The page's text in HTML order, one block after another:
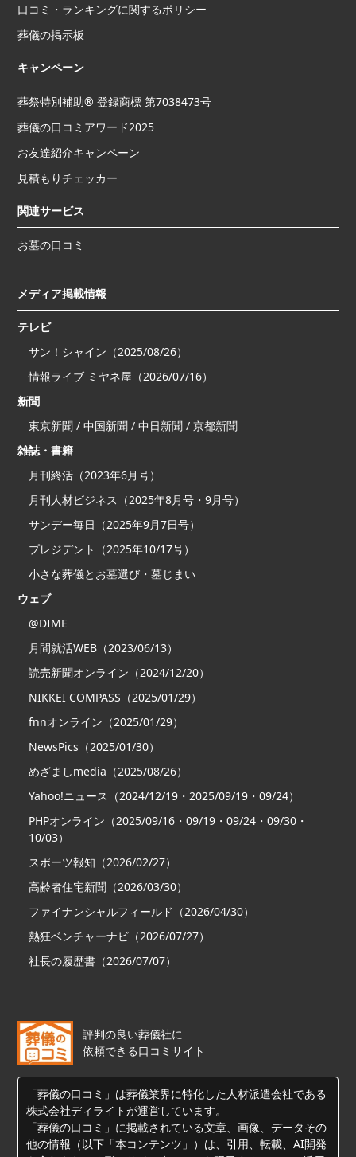
口コミ・ランキングに関するポリシー
葬儀の掲示板
キャンペーン
葬祭特別補助® 登録商標 第7038473号
葬儀の口コミアワード2025
お友達紹介キャンペーン
見積もりチェッカー
関連サービス
お墓の口コミ
メディア掲載情報
テレビ
サン！シャイン（2025/08/26）
情報ライブ ミヤネ屋（2026/07/16）
新聞
東京新聞 / 中国新聞 / 中日新聞 / 京都新聞
雑誌・書籍
月刊終活（2023年6月号）
月刊人材ビジネス（2025年8月号・9月号）
サンデー毎日（2025年9月7日号）
プレジデント（2025年10/17号）
小さな葬儀とお墓選び・墓じまい
ウェブ
@DIME
月間就活WEB（2023/06/13）
読売新聞オンライン（2024/12/20）
NIKKEI COMPASS（2025/01/29）
fnnオンライン（2025/01/29）
NewsPics（2025/01/30）
めざましmedia（2025/08/26）
Yahoo!ニュース（2024/12/19・2025/09/19・09/24）
PHPオンライン（2025/09/16・09/19・09/24・09/30・
10/03）
スポーツ報知（2026/02/27）
高齢者住宅新聞（2026/03/30）
ファイナンシャルフィールド（2026/04/30）
熱狂ベンチャーナビ（2026/07/27）
社長の履歴書（2026/07/07）
評判の良い葬儀社に
依頼できる口コミサイト
「葬儀の口コミ」は葬儀業界に特化した人材派遣会社である
株式会社ディライトが運営しています。
「葬儀の口コミ」に掲載されている文章、画像、データその
他の情報（以下「本コンテンツ」）は、引用、転載、AI開発